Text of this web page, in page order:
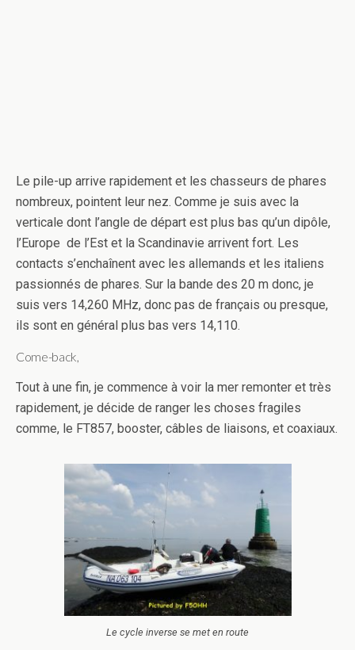
Le pile-up arrive rapidement et les chasseurs de phares
nombreux, pointent leur nez. Comme je suis avec la
verticale dont l’angle de départ est plus bas qu’un dipôle,
l’Europe de l’Est et la Scandinavie arrivent fort. Les
contacts s’enchaînent avec les allemands et les italiens
passionnés de phares. Sur la bande des 20 m donc, je
suis vers 14,260 MHz, donc pas de français ou presque,
ils sont en général plus bas vers 14,110.
Come-back,
Tout à une fin, je commence à voir la mer remonter et très
rapidement, je décide de ranger les choses fragiles
comme, le FT857, booster, câbles de liaisons, et coaxiaux.
Le cycle inverse se met en route